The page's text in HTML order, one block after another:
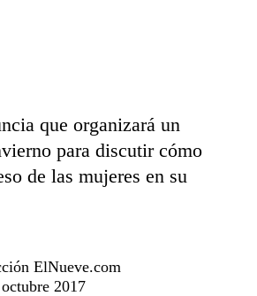
que organizará un
para discutir cómo
de las mujeres en su
ElNueve.com
2017